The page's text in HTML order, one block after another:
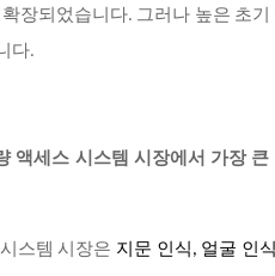
장되었습니다. 그러나 높은 초
다.
액세스 시스템 시장에서 가장
스템 시장은 지문 인식, 얼굴 인